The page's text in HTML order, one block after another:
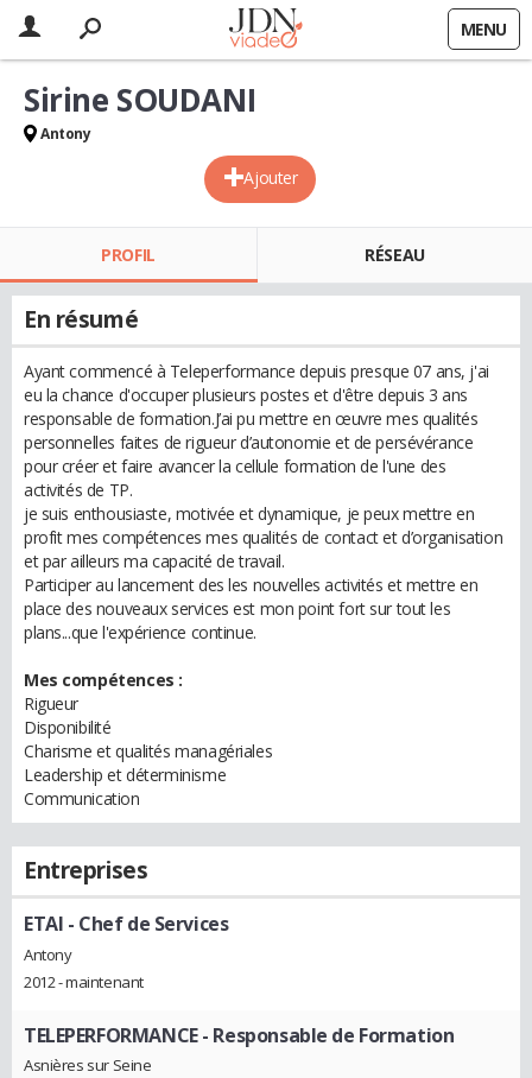
MENU
Ajouter
Sirine SOUDANI
Antony
PROFIL RÉSEAU
En résumé
Ayant commencé à Teleperformance depuis presque 07 ans, j'ai
eu la chance d'occuper plusieurs postes et d'être depuis 3 ans
responsable de formation.J’ai pu mettre en œuvre mes qualités
personnelles faites de rigueur d’autonomie et de persévérance
pour créer et faire avancer la cellule formation de l'une des
activités de TP.
je suis enthousiaste, motivée et dynamique, je peux mettre en
profit mes compétences mes qualités de contact et d’organisation
et par ailleurs ma capacité de travail.
Participer au lancement des les nouvelles activités et mettre en
place des nouveaux services est mon point fort sur tout les
plans...que l'expérience continue.
Mes compétences :
Rigueur
Disponibilité
Charisme et qualités managériales
Leadership et déterminisme
Communication
Entreprises
ETAI - Chef de Services
Antony
2012 - maintenant
TELEPERFORMANCE- Responsable de Formation
Asnières sur Seine